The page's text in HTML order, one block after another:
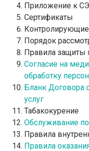
Приложение к
Сертификаты
Порядок
Правила защиты
Согласие на
обработку
Бланк Договора
услуг
Табакокурение
Обслуживание
Правила
Правила